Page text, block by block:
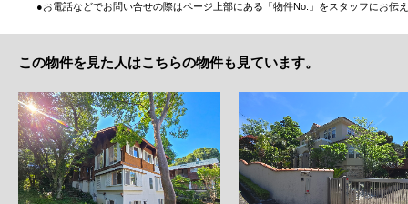
●お電話などでお問い合せの際はページ上部にある「物件No.」をスタッフにお伝
この物件を見た人はこちらの物件も見ています。